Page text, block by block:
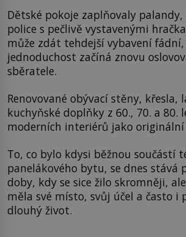
Dětské pokoje zaplňovaly palandy,
police s pečlivě vystavenými
může zdát tehdejší vybavení
jednoduchost začíná znovu
sběratele.
Renovované obývací stěny, křesla,
kuchyňské doplňky z 60., 70. a 80.
moderních interiérů jako
To, co bylo kdysi běžnou součástí
panelákového bytu, se dnes stává
doby, kdy se sice žilo skromněji,
měla své místo, svůj účel a často i
dlouhý život.